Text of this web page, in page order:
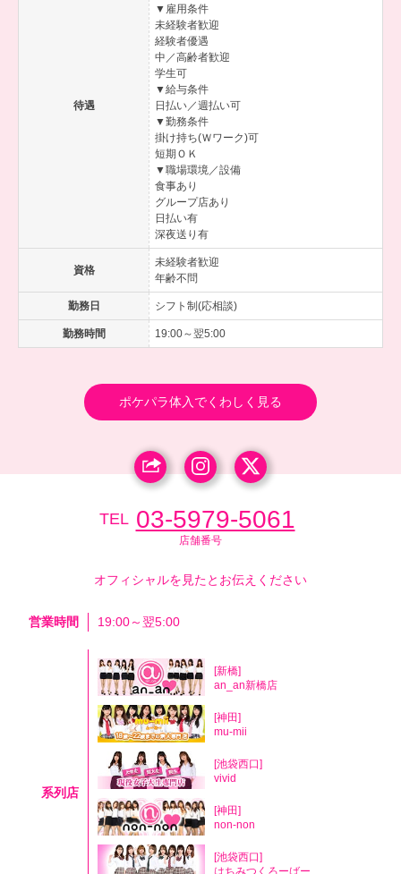
待遇
▼雇用条件
未経験者歓迎
経験者優遇
中／高齢者歓迎
学生可
▼給与条件
日払い／週払い可
▼勤務条件
掛け持ち(Ｗワーク)可
短期ＯＫ
▼職場環境／設備
食事あり
グループ店あり
日払い有
深夜送り有
資格
未経験者歓迎
年齢不問
勤務日 シフト制(応相談)
勤務時間 19:00～翌5:00
ポケパラ体入でくわしく見る
TEL 03-5979-5061
店舗番号
オフィシャルを見たとお伝えください
営業時間 19:00～翌5:00
系列店
[新橋]
an_an新橋店
[神田]
mu-mii
[池袋西口]
vivid
[神田]
non-non
[池袋西口]
はちみつくろーばー